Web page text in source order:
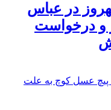
در عباس
و درخواست